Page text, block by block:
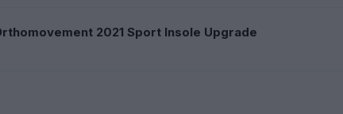
2021 Sport Insole Upgrade